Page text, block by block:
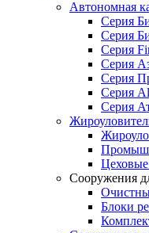
Автономная
Серия
Серия
Серия
Серия
Серия
Серия
Серия
Сооружения
Блоки